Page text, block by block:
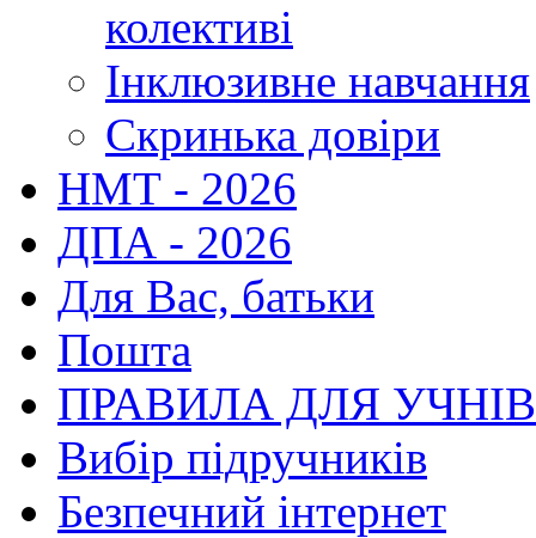
колективі
Інклюзивне навчання
Скринька довіри
НМТ - 2026
ДПА - 2026
Для Вас, батьки
Пошта
ПРАВИЛА ДЛЯ
Вибір підручників
Безпечний інтернет